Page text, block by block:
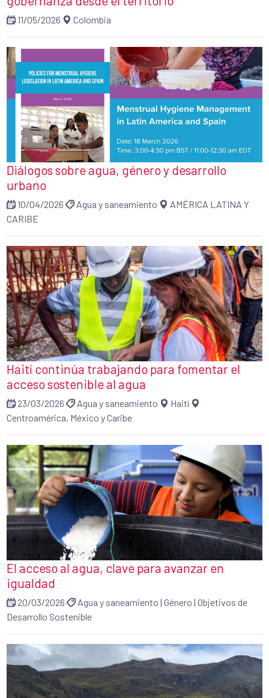
11/05/2026 Colombia
Diálogos sobre agua, género y desarrollo
urbano
10/04/2026 Agua y saneamiento
AMÉRICA LATINA Y
CARIBE
Haití continúa trabajando para fomentar el
acceso sostenible al agua
23/03/2026 Agua y saneamiento
Haití
Centroamérica, México y Caribe
El acceso al agua, clave para avanzar en
igualdad
20/03/2026 Agua y saneamiento | Género | Objetivos de
Desarrollo Sostenible